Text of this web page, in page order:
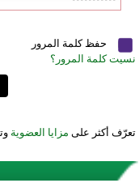
حفظ كلمة المرور
نسيت كلمة المرور؟
تعرّف أكثر على مزايا العضوية